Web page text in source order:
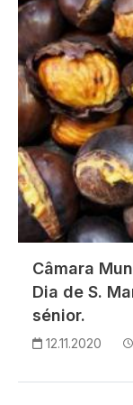
Câmara
Dia de S.
sénior.
12.11.2020